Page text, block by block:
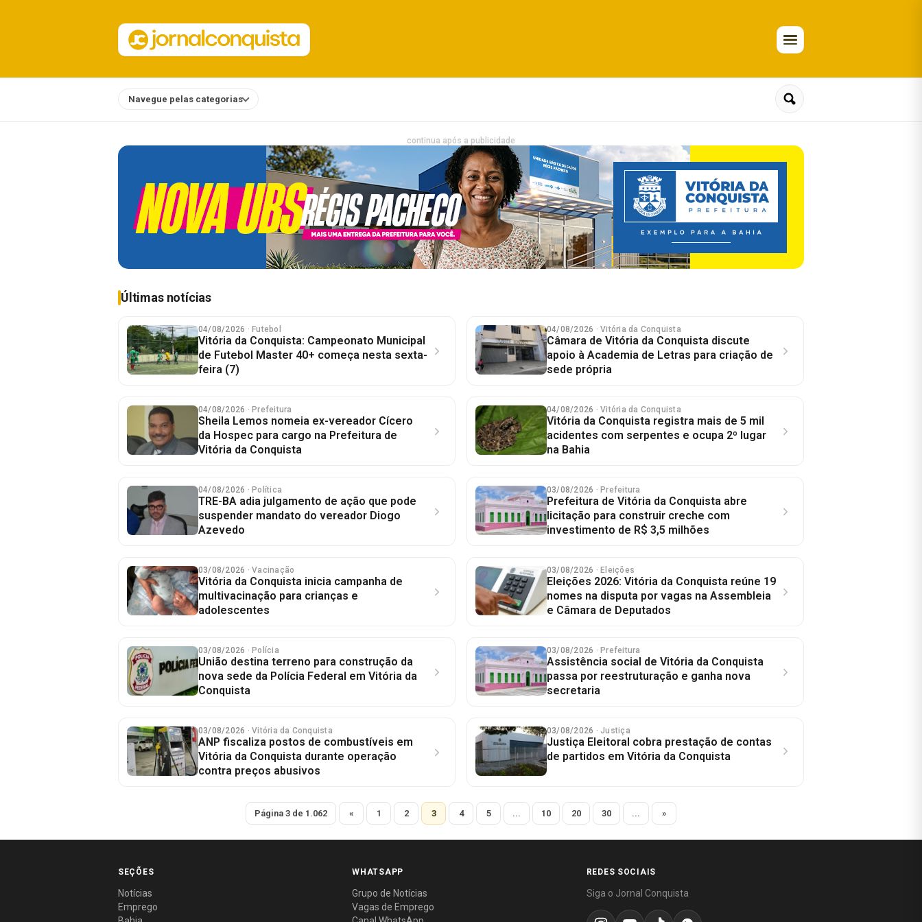
Navegue pelas categorias
continua após a publicidade
Últimas notícias
04/08/2026 · Futebol
Vitória da Conquista: Campeonato Municipal
de Futebol Master 40+ começa nesta sexta-
feira (7)
04/08/2026 · Vitória da Conquista
Câmara de Vitória da Conquista discute
apoio à Academia de Letras para criação de
sede própria
04/08/2026 · Prefeitura
Sheila Lemos nomeia ex-vereador Cícero
da Hospec para cargo na Prefeitura de
Vitória da Conquista
04/08/2026 · Vitória da Conquista
Vitória da Conquista registra mais de 5 mil
acidentes com serpentes e ocupa 2º lugar
na Bahia
04/08/2026 · Política
TRE-BA adia julgamento de ação que pode
suspender mandato do vereador Diogo
Azevedo
03/08/2026 · Prefeitura
Prefeitura de Vitória da Conquista abre
licitação para construir creche com
investimento de R$ 3,5 milhões
03/08/2026 · Vacinação
Vitória da Conquista inicia campanha de
multivacinação para crianças e
adolescentes
03/08/2026 · Eleições
Eleições 2026: Vitória da Conquista reúne 19
nomes na disputa por vagas na Assembleia
e Câmara de Deputados
03/08/2026 · Polícia
União destina terreno para construção da
nova sede da Polícia Federal em Vitória da
Conquista
03/08/2026 · Prefeitura
Assistência social de Vitória da Conquista
passa por reestruturação e ganha nova
secretaria
03/08/2026 · Vitória da Conquista
ANP fiscaliza postos de combustíveis em
Vitória da Conquista durante operação
contra preços abusivos
03/08/2026 · Justiça
Justiça Eleitoral cobra prestação de contas
de partidos em Vitória da Conquista
Página 3 de 1.062 « 1 2 3 4 5 ... 10 20 30 ... »
SEÇÕES
Notícias
Emprego
WHATSAPP
Grupo de Notícias
Vagas de Emprego
REDES SOCIAIS
Siga o Jornal Conquista